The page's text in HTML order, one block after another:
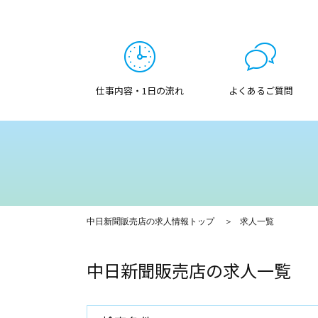
仕事内容・1日の流れ よくあるご質問
中日新聞販売店の求人情報トップ 求人一覧
中日新聞販売店の求人一覧